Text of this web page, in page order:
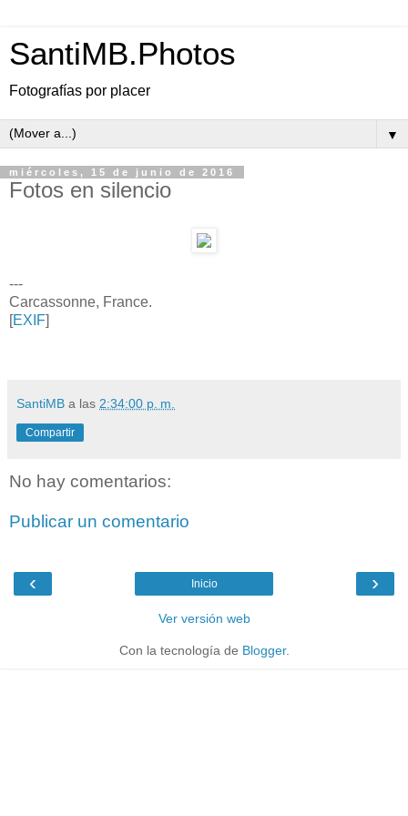
SantiMB.Photos
Fotografías por placer
▼
miércoles, 15 de junio de 2016
Fotos en silencio
---
Carcassonne, France.
[EXIF]
SantiMB a las 2:34:00 p. m.
Compartir
No hay comentarios:
Publicar un comentario
‹ ›
Inicio
Ver versión web
Con la tecnología de Blogger.